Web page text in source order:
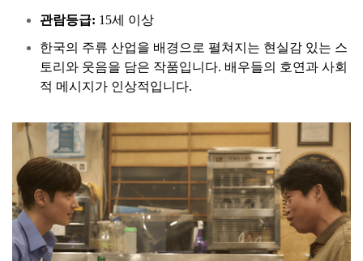
관람등급: 15세 이상
한국의 주류 산업을 배경으로 펼쳐지는 현실감 있는 스
토리와 웃음을 담은 작품입니다. 배우들의 호연과 사회
적 메시지가 인상적입니다.